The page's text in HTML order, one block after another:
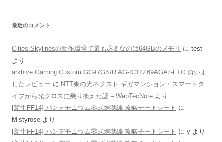
最近のコメント
Cities:Skylinesの動作環境で最も必要なのは64GBのメモリ に test
より
arkhive Gaming Custom GC-I7G37R AG-IC12Z69AGA7-FTC 買いま
したレビュー に NTT東の光ネクスト ギガマンション・スマートタ
イプから光クロスに乗り換えた話 – WebTecNote より
[新生FF14] パンデモニウム零式煉獄編 攻略チートシート に
Mistyrose より
[新生FF14] パンデモニウム零式煉獄編 攻略チートシート に y より